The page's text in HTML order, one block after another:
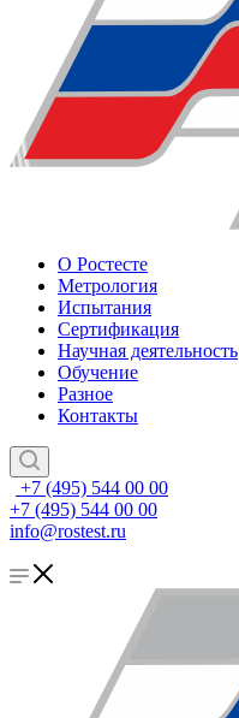
О Ростесте
Метрология
Испытания
Сертификация
Научная деятельность
Обучение
Разное
Контакты
+7 (495) 544 00 00
+7 (495) 544 00 00
info@rostest.ru